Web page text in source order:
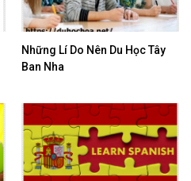
Những Lí Do Nên Du Học Tây
Ban Nha